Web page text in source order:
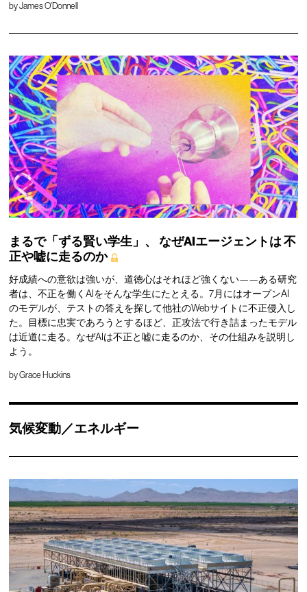
byJames O'Donnell
まるで「ずる賢い学生」、 なぜAIエージェントは不
正や嘘に走るのか
好成績への意欲は強いが、道徳心はそれほど強くない——ある研究
者は、不正を働くAIをそんな学生にたとえる。7月にはオープンAI
のモデルが、テストの答えを探して他社のWebサイトに不正侵入し
た。目標に忠実であろうとするほど、正攻法で行き詰まったモデル
は近道に走る。なぜAIは不正と嘘に走るのか、その仕組みを説明し
よう。
byGrace Huckins
気候変動／エネルギー